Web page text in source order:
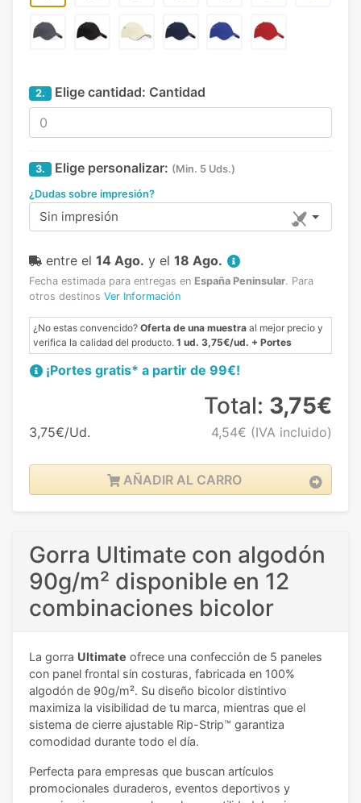
2. Elige cantidad: Cantidad
3. Elige personalizar: (Min. 5 Uds.)
¿Dudas sobre impresión?
Sin impresión
entre el 14 Ago. y el 18 Ago.
Fecha estimada para entregas en España Peninsular. Para
otros destinos Ver Información
¿No estas convencido? Oferta de una muestra al mejor precio y
verifica la calidad del producto. 1 ud. 3,75€/ud. + Portes
¡Portes gratis* a partir de 99€!
3,75€/Ud.
Total: 3,75€
4,54€ (IVA incluido)
AÑADIR AL CARRO
Gorra Ultimate con algodón
90g/m² disponible en 12
combinaciones bicolor
La gorra Ultimate ofrece una confección de 5 paneles
con panel frontal sin costuras, fabricada en 100%
algodón de 90g/m². Su diseño bicolor distintivo
maximiza la visibilidad de tu marca, mientras que el
sistema de cierre ajustable Rip-Strip™ garantiza
comodidad durante todo el día.
Perfecta para empresas que buscan artículos
promocionales duraderos, eventos deportivos y